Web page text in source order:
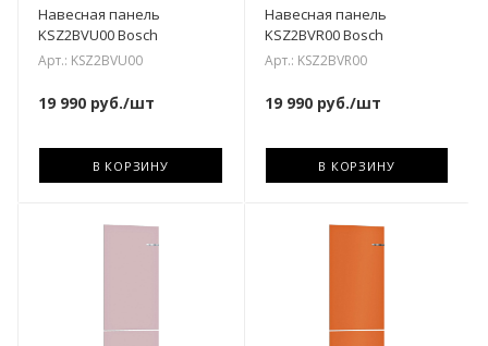
Навесная панель
KSZ2BVU00 Bosch
Арт.: KSZ2BVU00
19 990 руб./шт
В КОРЗИНУ
Навесная панель
KSZ2BVR00 Bosch
Арт.: KSZ2BVR00
19 990руб./шт
В КОРЗИНУ